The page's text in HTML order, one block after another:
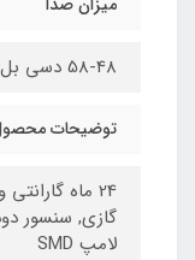
58-48 دسی بل
توضیحات
گازی, سنسور
لامپ SMD